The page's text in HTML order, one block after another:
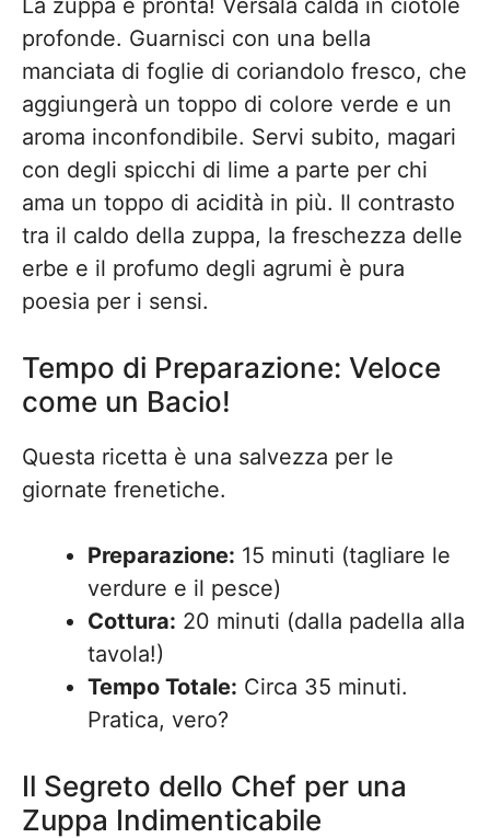
La zuppa è pronta! Versala calda in ciotole
profonde. Guarnisci con una bella
manciata di foglie di coriandolo fresco, che
aggiungerà un toppo di colore verde e un
aroma inconfondibile. Servi subito, magari
con degli spicchi di lime a parte per chi
ama un toppo di acidità in più. Il contrasto
tra il caldo della zuppa, la freschezza delle
erbe e il profumo degli agrumi è pura
poesia per i sensi.
Tempo di Preparazione: Veloce
come un Bacio!
Questa ricetta è una salvezza per le
giornate frenetiche.
Preparazione: 15 minuti (tagliare le
verdure e il pesce)
Cottura: 20 minuti (dalla padella alla
tavola!)
Tempo Totale: Circa 35 minuti.
Pratica, vero?
Il Segreto dello Chef per una
Zuppa Indimenticabile